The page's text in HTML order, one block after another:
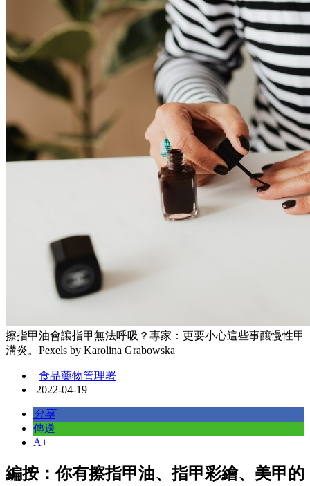
擦指甲油會讓指甲無法呼吸？專家：更要小心這些事釀慢性甲
溝炎。Pexels by Karolina Grabowska
食品藥物管理署
2022-04-19
分享
傳送
A+
編按：你有擦指甲油、指甲彩繪、美甲的